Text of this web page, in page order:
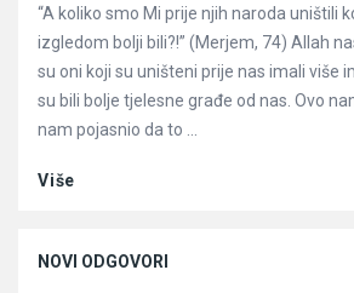
“A koliko smo Mi prije njih naroda uništili
izgledom bolji bili?!” (Merjem, 74) Allah
su oni koji su uništeni prije nas imali više
su bili bolje tjelesne građe od nas. Ovo
nam pojasnio da to ...
Više
NOVI ODGOVORI